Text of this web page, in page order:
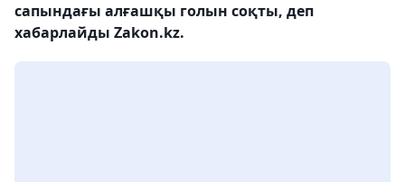
сапындағы алғашқы голын соқты, деп
хабарлайды Zakon.kz.